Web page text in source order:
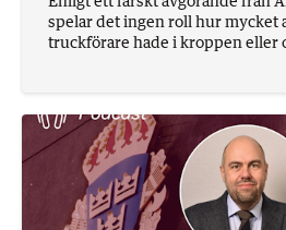
spelar det ingen roll hur mycket
truckförare hade i kroppen eller